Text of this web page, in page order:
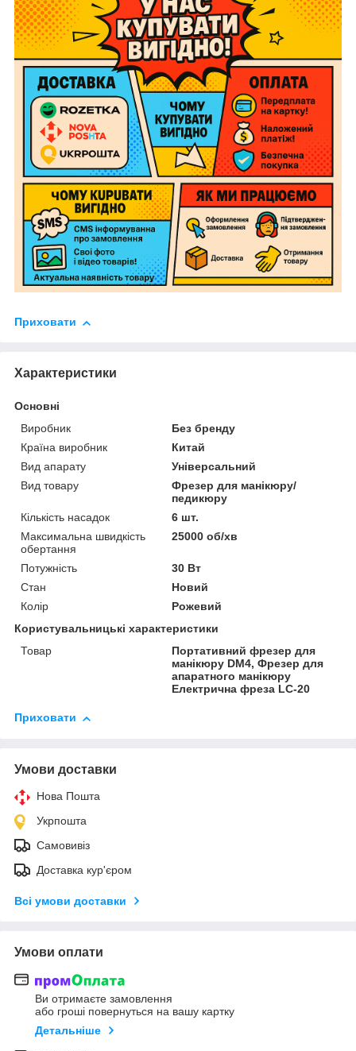
Приховати
Характеристики
Основні
Виробник
Без бренду
Країна виробник
Китай
Вид апарату
Універсальний
Вид товару
Фрезер для манікюру/
педикюру
Кількість насадок
6 шт.
Максимальна швидкість
обертання
25000 об/хв
Потужність
30 Вт
Стан
Новий
Колір
Рожевий
Користувальницькі характеристики
Товар
Портативний фрезер для
манікюру DM4, Фрезер для
апаратного манікюру
Електрична фреза LC-20
Приховати
Умови доставки
Нова Пошта
Укрпошта
Самовивіз
Доставка кур'єром
Всі умови доставки
Умови оплати
Ви отримаєте замовлення
або гроші повернуться на вашу картку
Детальніше